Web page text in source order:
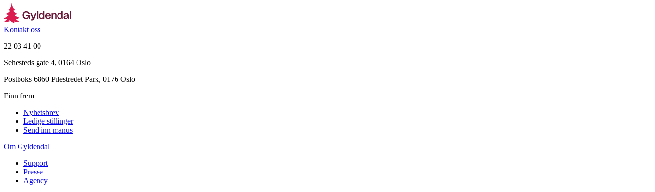
Kontakt oss
22 03 41 00
Sehesteds gate 4, 0164 Oslo
Postboks 6860 Pilestredet Park, 0176 Oslo
Finn frem
Nyhetsbrev
Ledige stillinger
Send inn manus
Om Gyldendal
Support
Presse
Agency